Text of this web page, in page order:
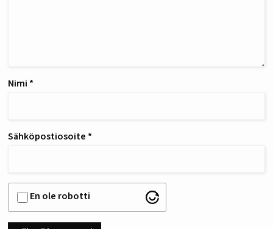
Nimi *
Sähköpostiosoite *
En ole robotti